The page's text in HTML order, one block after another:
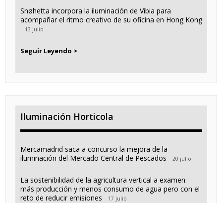
Snøhetta incorpora la iluminación de Vibia para
acompañar el ritmo creativo de su oficina en Hong Kong
13 julio
Seguir Leyendo >
Iluminación Horticola
Mercamadrid saca a concurso la mejora de la
iluminación del Mercado Central de Pescados
20 julio
La sostenibilidad de la agricultura vertical a examen:
más producción y menos consumo de agua pero con el
reto de reducir emisiones
17 julio